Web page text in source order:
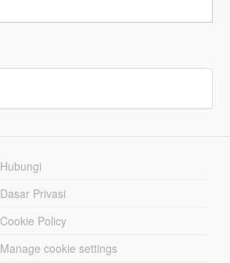
Hubungi
Dasar Privasi
Cookie Policy
Manage cookie settings